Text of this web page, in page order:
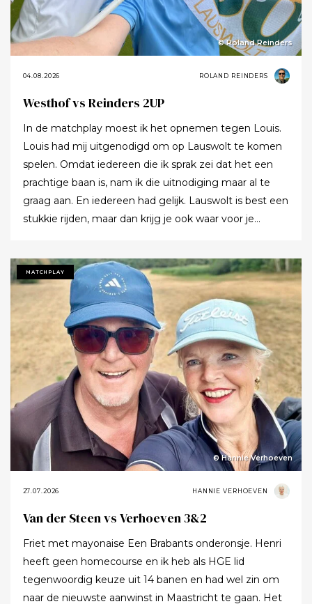
© Roland Reinders
04.08.2026 ROLAND REINDERS
Westhof vs Reinders 2UP
In de matchplay moest ik het opnemen tegen Louis.
Louis had mij uitgenodigd om op Lauswolt te komen
spelen. Omdat iedereen die ik sprak zei dat het een
prachtige baan is, nam ik die uitnodiging maar al te
graag aan. En iedereen had gelijk. Lauswolt is best een
stukkie rijden, maar dan krijg je ook waar voor je
Tot ik uiteindelijk aankondigde dat ik het nu echt niet
meer ging zeggen.
MATCHPLAY
© Hannie Verhoeven
27.07.2026 HANNIE VERHOEVEN
Van der Steen vs Verhoeven 3&2
Friet met mayonaise Een Brabants onderonsje. Henri
heeft geen homecourse en ik heb als HGE lid
tegenwoordig keuze uit 14 banen en had wel zin om
naar de nieuwste aanwinst in Maastricht te gaan. Het